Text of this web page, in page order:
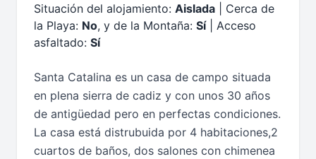
Situación del alojamiento: Aislada | Cerca de
la Playa: No, y de la Montaña: Sí| Acceso
asfaltado: Sí
Santa Catalina es un casa de campo situada
en plena sierra de cadiz y con unos 30 años
de antigüedad pero en perfectas condiciones.
La casa está distrubuida por 4 habitaciones,2
cuartos de baños, dos salones con chimenea